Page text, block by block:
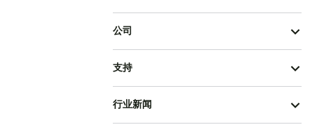
公司
支持
行业新闻